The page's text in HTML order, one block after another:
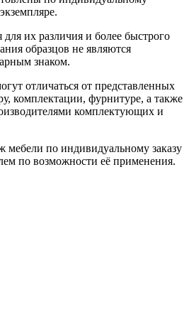
их различия и более быстрого
образцов не являются
знаком.
отличаться от представленных
комплектации, фурнитуре, а также
комплектующих и
мебели по индивидуальному заказу
по возможности её применения.